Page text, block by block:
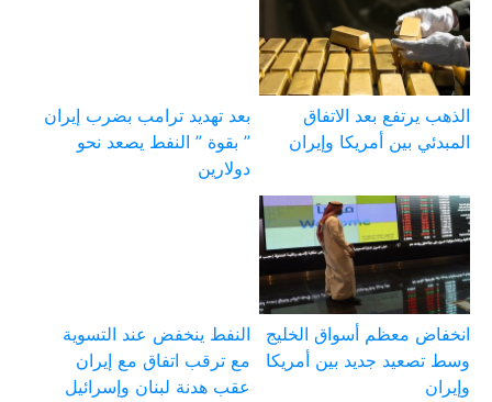
الذهب يرتفع بعد الاتفاق
المبدئي بين أمريكا وإيران
بعد تهديد ترامب بضرب إيران
” بقوة ” النفط يصعد نحو
دولارين
انخفاض معظم أسواق الخليج
وسط تصعيد جديد بين أمريكا
وإيران
النفط ينخفض عند التسوية
مع ترقب اتفاق مع إيران
عقب هدنة لبنان وإسرائيل